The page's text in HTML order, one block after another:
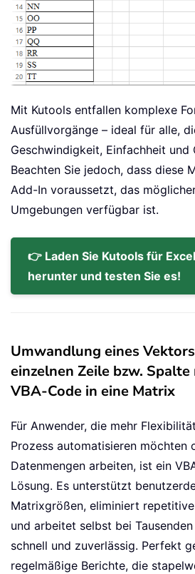
Mit Kutools entfallen komplexe
Ausfüllvorgänge – ideal für alle,
Geschwindigkeit, Einfachheit und
Beachten Sie jedoch, dass diese
Add-In voraussetzt, das
Umgebungen verfügbar ist.
👉 Laden Sie Kutools für
herunter und testen Sie es!
Umwandlung eines
einzelnen Zeile bzw.
VBA-Code in eine Matrix
Für Anwender, die mehr
Prozess automatisieren möchten
Datenmengen arbeiten, ist ein
Lösung. Es unterstützt
Matrixgrößen, eliminiert
und arbeitet selbst bei
schnell und zuverlässig. Perfekt
regelmäßige Berichte, die